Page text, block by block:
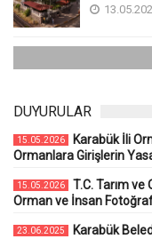
DUYURULAR
15.05.2026
Karabük İli
Ormanlara Girişlerin
15.05.2026
T.C. Tarım ve
Orman ve İnsan Fotoğraf
23.06.2025 Karabük